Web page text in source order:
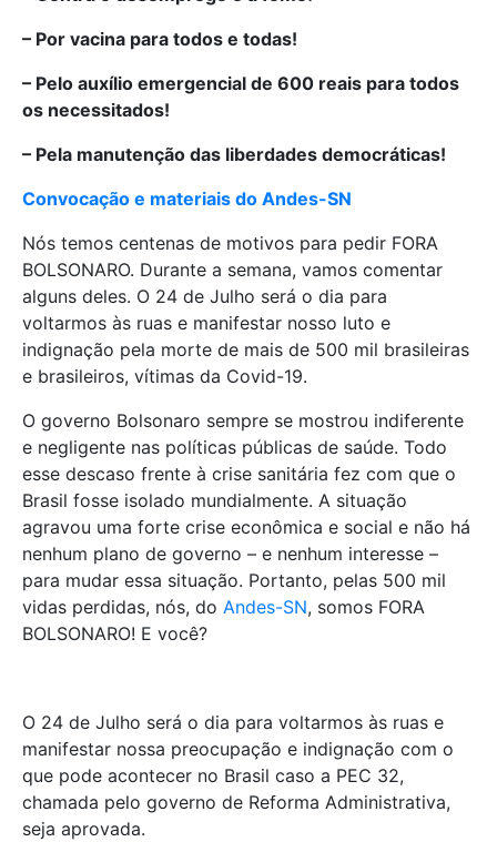
– Por vacina para todos e todas!
– Pelo auxílio emergencial de 600 reais para todos
os necessitados!
– Pela manutenção das liberdades democráticas!
Convocação e materiais do Andes-SN
Nós temos centenas de motivos para pedir FORA
BOLSONARO. Durante a semana, vamos comentar
alguns deles. O 24 de Julho será o dia para
voltarmos às ruas e manifestar nosso luto e
indignação pela morte de mais de 500 mil brasileiras
e brasileiros, vítimas da Covid-19.
O governo Bolsonaro sempre se mostrou indiferente
e negligente nas políticas públicas de saúde. Todo
esse descaso frente à crise sanitária fez com que o
Brasil fosse isolado mundialmente. A situação
agravou uma forte crise econômica e social e não há
nenhum plano de governo – e nenhum interesse –
para mudar essa situação. Portanto, pelas 500 mil
vidas perdidas, nós, do Andes-SN, somos FORA
BOLSONARO! E você?
O 24 de Julho será o dia para voltarmos às ruas e
manifestar nossa preocupação e indignação com o
que pode acontecer no Brasil caso a PEC 32,
chamada pelo governo de Reforma Administrativa,
seja aprovada.